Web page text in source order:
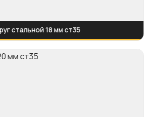
стальной 18 мм ст35